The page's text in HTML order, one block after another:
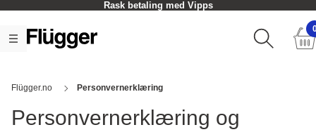
Rask betaling med Vipps
Flügger.no Personvernerklæring
Personvernerklæring og